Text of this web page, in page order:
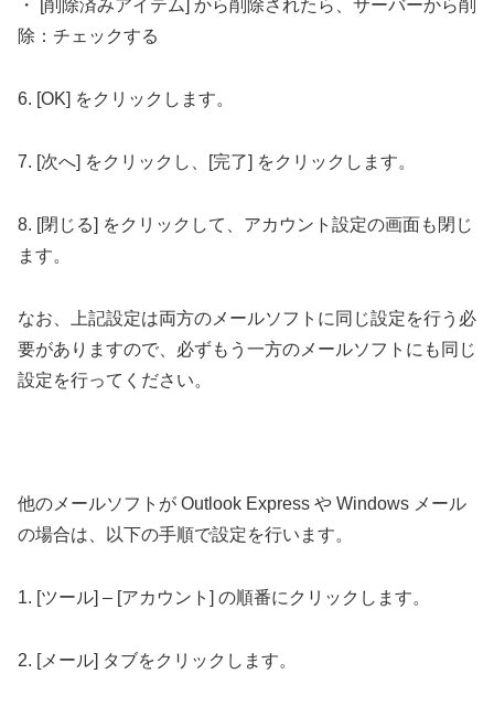
・ [削除済みアイテム] から削除されたら、サーバーから削
除：チェックする
6. [OK] をクリックします。
7. [次へ] をクリックし、[完了] をクリックします。
8. [閉じる] をクリックして、アカウント設定の画面も閉じ
ます。
なお、上記設定は両方のメールソフトに同じ設定を行う必
要がありますので、必ずもう一方のメールソフトにも同じ
設定を行ってください。
他のメールソフトが Outlook Express や Windows メール
の場合は、以下の手順で設定を行います。
1. [ツール] – [アカウント] の順番にクリックします。
2. [メール] タブをクリックします。